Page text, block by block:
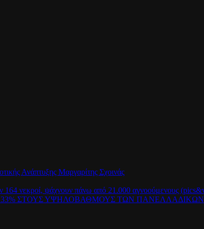
Ανάπτυξης Μαργαρίτης Σχοινάς
164 νεκροί, ψάχνουν πάνω από 21.000 αγνοούμενους
ΣΤΟΥΣ ΥΨΗΛΟΒΑΘΜΟΥΣ ΤΩΝ